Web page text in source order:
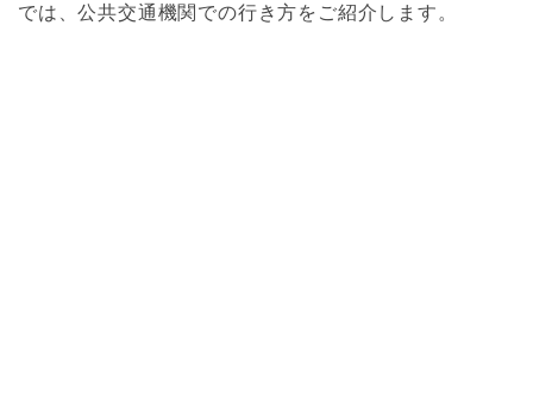
では、公共交通機関での行き方をご紹介します。